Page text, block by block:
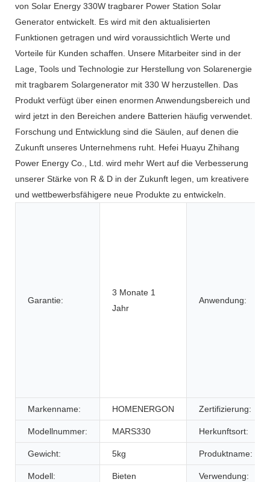
von Solar Energy 330W tragbarer Power Station Solar
Generator entwickelt. Es wird mit den aktualisierten
Funktionen getragen und wird voraussichtlich Werte und
Vorteile für Kunden schaffen. Unsere Mitarbeiter sind in der
Lage, Tools und Technologie zur Herstellung von Solarenergie
mit tragbarem Solargenerator mit 330 W herzustellen. Das
Produkt verfügt über einen enormen Anwendungsbereich und
wird jetzt in den Bereichen andere Batterien häufig verwendet.
Forschung und Entwicklung sind die Säulen, auf denen die
Zukunft unseres Unternehmens ruht. Hefei Huayu Zhihang
Power Energy Co., Ltd. wird mehr Wert auf die Verbesserung
unserer Stärke von R & D in der Zukunft legen, um kreativere
und wettbewerbsfähigere neue Produkte zu entwickeln.
Garantie:
3 Monate 1
Jahr
Anwendung:
Markenname: HOMENERGON Zertifizierung:
Modellnummer: MARS330 Herkunftsort:
Gewicht: 5kg Produktname:
Modell: Bieten Verwendung: